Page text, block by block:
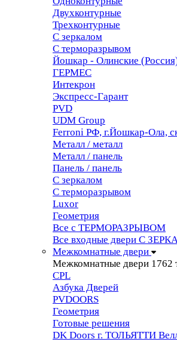
Двухконтурные
Трехконтурные
С зеркалом
С терморазрывом
Йошкар - Олинские
ГЕРМЕС
Интекрон
Экспресс-Гарант
PVD
UDM Group
Ferroni РФ, г.Йошкар-Ола,
Металл / металл
Металл / панель
Панель / панель
С зеркалом
С терморазрывом
Luxor
Геометрия
Все с ТЕРМОРАЗРЫВОМ
Все входные двери С
Межкомнатные двери
Межкомнатные двери 1762
CPL
Азбука Дверей
PVDOORS
Геометрия
Готовые решения
DK Doors г. ТОЛЬЯТТИ